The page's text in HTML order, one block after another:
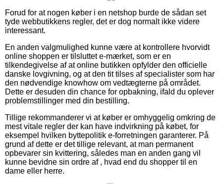
Forud for at nogen køber i en netshop burde de sådan set
tyde webbutikkens regler, det er dog normalt ikke videre
interessant.
En anden valgmulighed kunne være at kontrollere hvorvidt
online shoppen er tilsluttet e-mærket, som er en
tilkendegivelse af at online butikken opfylder den officielle
danske lovgivning, og at den tit tilses af specialister som har
den nødvendige knowhow om vedtægterne på området.
Dette er desuden din chance for opbakning, ifald du oplever
problemstillinger med din bestilling.
Tillige rekommanderer vi at køber er omhyggelig omkring de
mest vitale regler der kan have indvirkning på købet, for
eksempel hvilken byttepolitik e-forretningen garanterer. På
grund af dette er det tillige relevant, at man permanent
opbevarer sin kvittering, således man en anden gang vil
kunne bevidne sin ordre af , hvad end du shopper til en
dame eller herre.